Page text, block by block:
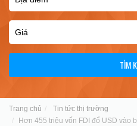
TÌM
Trang chủ
Tin tức thị trường
Hơn 455 triệu vốn FDI đổ USD vào